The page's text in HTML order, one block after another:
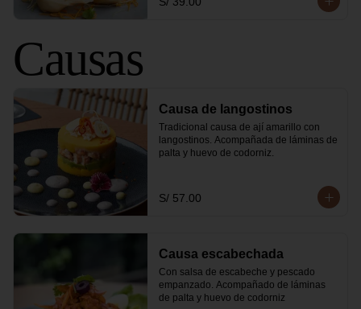
Causas
Causa de langostinos
Tradicional causa de ají amarillo con
langostinos. Acompañada de láminas de
palta y huevo de codorniz.
S/ 57.00
Causa escabechada
Con salsa de escabeche y pescado
empanzado. Acompañado de láminas
de palta y huevo de codorniz